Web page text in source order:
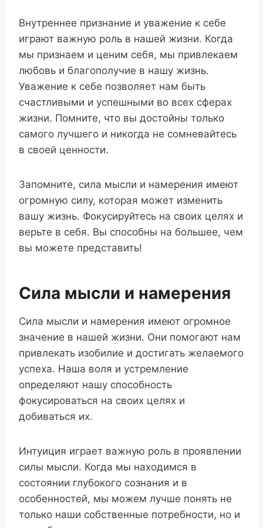
Внутреннее признание и уважение к себе
играют важную роль в нашей жизни. Когда
мы признаем и ценим себя, мы привлекаем
любовь и благополучие в нашу жизнь.
Уважение к себе позволяет нам быть
счастливыми и успешными во всех сферах
жизни. Помните, что вы достойны только
самого лучшего и никогда не сомневайтесь
в своей ценности.
Запомните, сила мысли и намерения имеют
огромную силу, которая может изменить
вашу жизнь. Фокусируйтесь на своих целях и
верьте в себя. Вы способны на большее, чем
вы можете представить!
Сила мысли и намерения
Сила мысли и намерения имеют огромное
значение в нашей жизни. Они помогают нам
привлекать изобилие и достигать желаемого
успеха. Наша воля и устремление
определяют нашу способность
фокусироваться на своих целях и
добиваться их.
Интуиция играет важную роль в проявлении
силы мысли. Когда мы находимся в
состоянии глубокого сознания и в
особенностей, мы можем лучше понять не
только наши собственные потребности, но и